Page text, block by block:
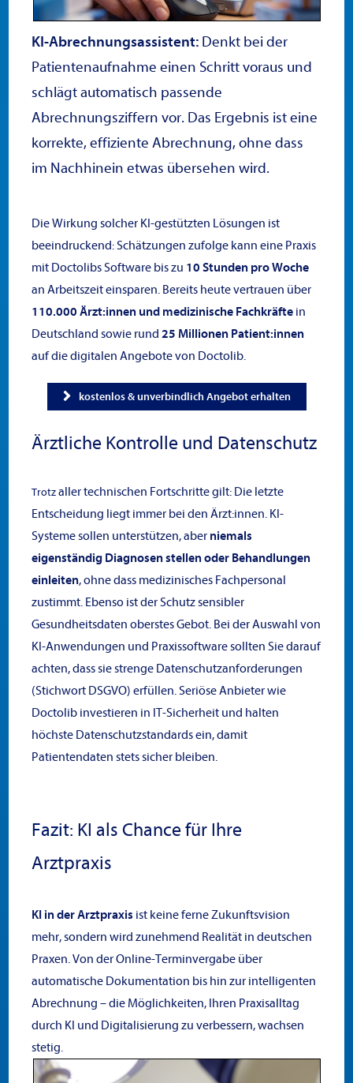
KI-Abrechnungsassistent: Denkt bei der
Patientenaufnahme einen Schritt voraus und
schlägt automatisch passende
Abrechnungsziffern vor. Das Ergebnis ist eine
korrekte, effiziente Abrechnung, ohne dass
im Nachhinein etwas übersehen wird.
DieWirkung solcher KI-gestützten Lösungen ist
beeindruckend: Schätzungen zufolge kann eine Praxis
mit Doctolibs Software bis zu 10 Stunden pro Woche
an Arbeitszeit einsparen. Bereits heute vertrauen über
110.000 Ärzt:innen und medizinische Fachkräfte in
Deutschland sowie rund25 Millionen Patient:innen
auf die digitalen Angebote von Doctolib.
kostenlos & unverbindlich Angebot erhalten
Ärztliche Kontrolle und Datenschutz
Trotzaller technischen Fortschritte gilt: Die letzte
Entscheidung liegt immer bei den Ärzt:innen. KI-
Systeme sollen unterstützen, aber niemals
eigenständig Diagnosen stellen oder Behandlungen
einleiten, ohne dass medizinisches Fachpersonal
zustimmt. Ebenso ist der Schutz sensibler
Gesundheitsdaten oberstes Gebot. Bei der Auswahl von
KI-Anwendungen und Praxissoftware sollten Sie darauf
achten, dass sie strenge Datenschutzanforderungen
(Stichwort DSGVO) erfüllen. Seriöse Anbieter wie
Doctolib investieren in IT-Sicherheit und halten
höchste Datenschutzstandards ein, damit
Patientendaten stets sicher bleiben.
Fazit: KI als Chance für Ihre
Arztpraxis
KI in der Arztpraxis ist keine ferne Zukunftsvision
mehr, sondern wird zunehmend Realität in deutschen
Praxen. Von der Online-Terminvergabe über
automatische Dokumentation bis hin zur intelligenten
Abrechnung – die Möglichkeiten, Ihren Praxisalltag
durch KI und Digitalisierung zu verbessern, wachsen
stetig.